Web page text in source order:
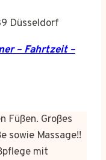
Düsseldorf
– Fahrtzeit –
Füßen. Großes
sowie Massage!!
mit